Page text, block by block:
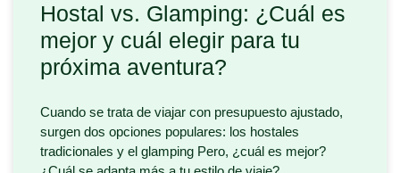
Hostal vs. Glamping: ¿Cuál es
mejor y cuál elegir para tu
próxima aventura?
Cuando se trata de viajar con presupuesto ajustado,
surgen dos opciones populares: los hostales
tradicionales y el glamping Pero, ¿cuál es mejor?